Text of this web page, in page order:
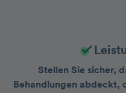
Stellen Sie sicher,
Behandlungen abdeckt,